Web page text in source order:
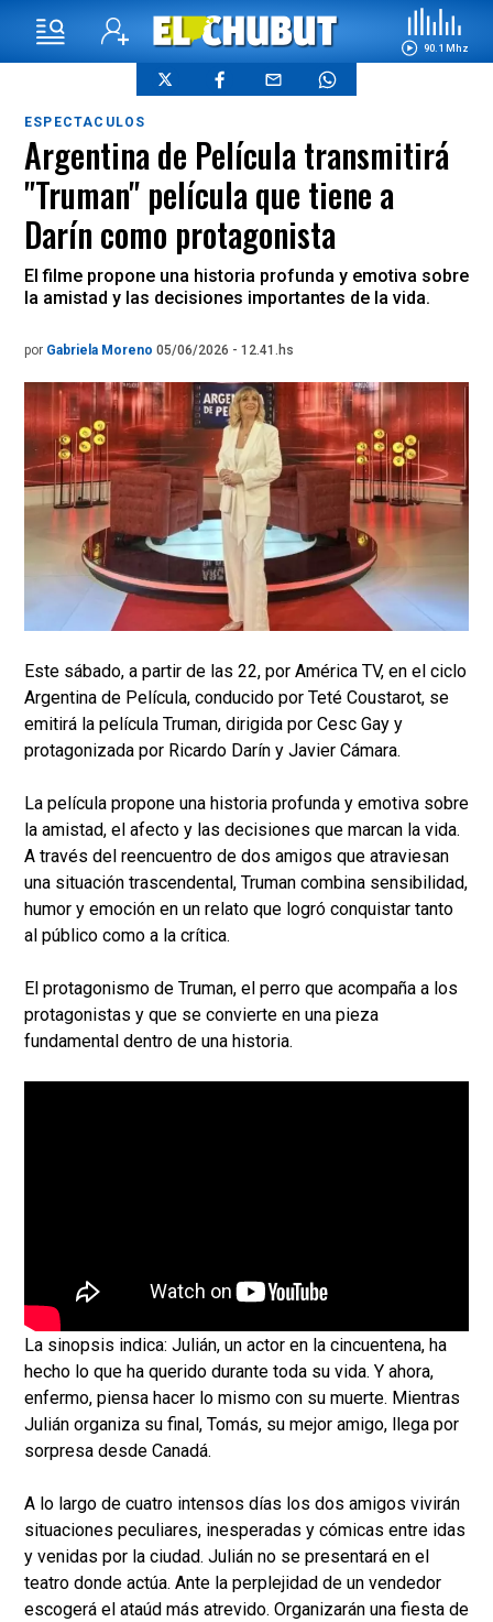
90.1 Mhz
ESPECTACULOS
Argentina de Película transmitirá
"Truman" película que tiene a
Darín como protagonista
El filme propone una historia profunda y emotiva sobre
la amistad y las decisiones importantes de la vida.
por Gabriela Moreno 05/06/2026 - 12.41.hs
Este sábado, a partir de las 22, por América TV, en el ciclo
Argentina de Película, conducido por Teté Coustarot, se
emitirá la película Truman, dirigida por Cesc Gay y
protagonizada por Ricardo Darín y Javier Cámara.
La película propone una historia profunda y emotiva sobre
la amistad, el afecto y las decisiones que marcan la vida.
A través del reencuentro de dos amigos que atraviesan
una situación trascendental, Truman combina sensibilidad,
humor y emoción en un relato que logró conquistar tanto
al público como a la crítica.
El protagonismo de Truman, el perro que acompaña a los
protagonistas y que se convierte en una pieza
fundamental dentro de una historia.
La sinopsis indica: Julián, un actor en la cincuentena, ha
hecho lo que ha querido durante toda su vida. Y ahora,
enfermo, piensa hacer lo mismo con su muerte. Mientras
Julián organiza su final, Tomás, su mejor amigo, llega por
sorpresa desde Canadá.
A lo largo de cuatro intensos días los dos amigos vivirán
situaciones peculiares, inesperadas y cómicas entre idas
y venidas por la ciudad. Julián no se presentará en el
teatro donde actúa. Ante la perplejidad de un vendedor
escogerá el ataúd más atrevido. Organizarán una fiesta de